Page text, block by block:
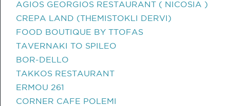
AGIOS GEORGIOS RESTAURANT ( NICOSIA )
CREPA LAND (THEMISTOKLI DERVI)
FOOD BOUTIQUE BY TTOFAS
TAVERNAKI TO SPILEO
BOR-DELLO
TAKKOS RESTAURANT
ERMOU 261
CORNER CAFE POLEMI